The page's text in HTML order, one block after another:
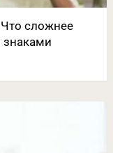
Что сложнее
знаками